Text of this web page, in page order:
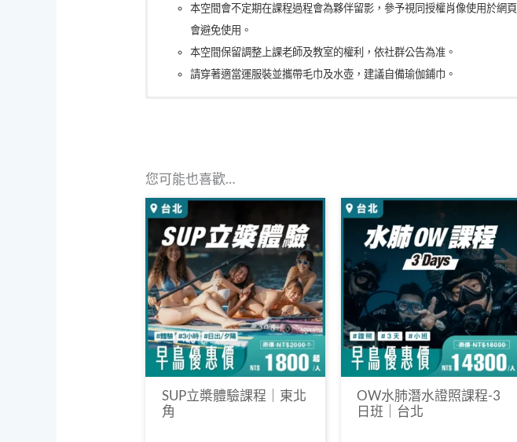
本空間會不定期在課程過程會為夥伴留影，參予視同授權肖像使用於網
會避免使用。
本空間保留調整上課老師及教室的權利，依社群公告為准。
請穿著適當運服裝並攜帶毛巾及水壺，建議自備瑜伽鋪巾。
110年取得 喜瑪拉雅之聲-頌缽音療師-結業證書
93.94年行天宮三鶯文教機構.瑜伽課指導老師
93~95年三峽國中(舊教室)瑜伽研習班
96年三峽建安國小瑜伽研習班
96年明德高中瑜伽研習班
103年松柏園員工瑜伽課
102年北大社區瑜伽課
102年起 國立台北大學教育推廣組瑜伽課
107年起 西蓮學苑瑜伽課
95年起成立 三峽萍心瑜伽教室
113年 三鶯運動中心瑜伽教練
汽車：
，一小時平日20元假日30元。
您可能也喜歡…
SUP立槳體驗課程｜東北
角
OW水肺潛水證照課程-3
日班｜台北